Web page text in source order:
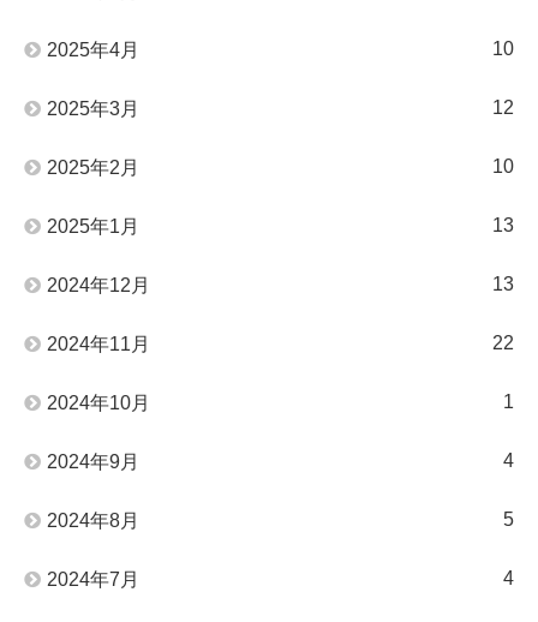
2025年4月 10
2025年3月 12
2025年2月 10
2025年1月 13
2024年12月 13
2024年11月 22
2024年10月 1
2024年9月 4
2024年8月 5
2024年7月 4